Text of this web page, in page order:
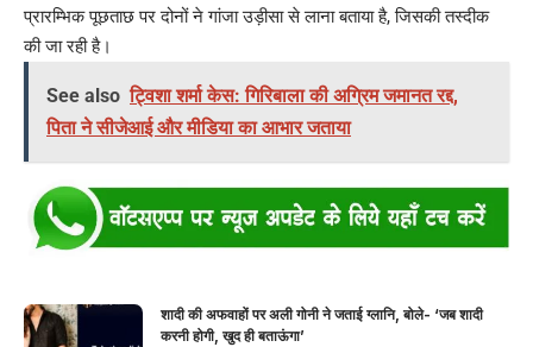
प्रारम्भिक पूछताछ पर दोनों ने गांजा उड़ीसा से लाना बताया है, जिसकी तस्दीक
की जा रही है।
See also ट्विशा शर्मा केस: गिरिबाला की अग्रिम जमानत रद्द,
पिता ने सीजेआई और मीडिया का आभार जताया
शादी की अफवाहों पर अली गोनी ने जताई ग्लानि, बोले- ‘जब शादी
करनी होगी, खुद ही बताऊंगा’